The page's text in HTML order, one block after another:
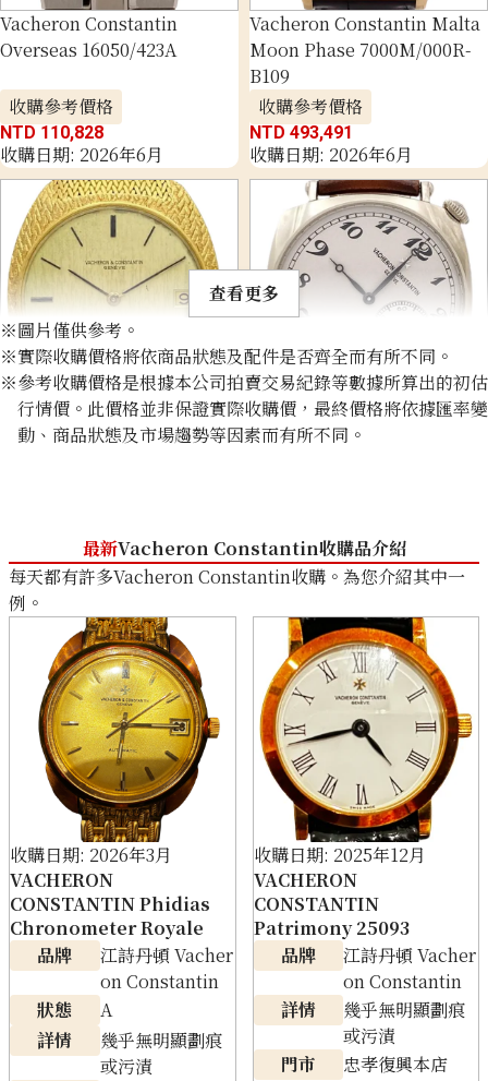
優惠活動實施中！
Vacheron Constantin
Overseas 16050/423A
收購參考價格
NTD 110,828
收購日期: 2026年6月
Vacheron Constantin Malta
Moon Phase 7000M/000R-
B109
收購參考價格
NTD 493,491
收購日期: 2026年6月
Vacheron Constantin gold
NTD 298,260
收購日期: 2026年5月
Vacheron Constantin
NTD 812,649
收購日期: 2026年5月
Vacheron Constantin
Overseas 42052/423A White
收購參考價格
NTD 344,041
收購日期: 2026年4月
Vacheron Constant
Patrimony 25556/Q01R-9281
收購參考價格
NTD 479,795
收購日期: 2026年1月
查看更多
※圖片僅供參考。
※實際收購價格將依商品狀態及配件是否齊全而有所不同。
※參考收購價格是根據本公司拍賣交易紀錄等數據所算出的初估
行情價。此價格並非保證實際收購價，最終價格將依據匯率變
動、商品狀態及市場趨勢等因素而有所不同。
最新Vacheron Constantin收購品介紹
每天都有許多Vacheron Constantin收購。為您介紹其中一
例。
收購日期: 2026年3月
VACHERON
CONSTANTIN Phidias
Chronometer Royale
品牌
江詩丹頓 Vacher
on Constantin
狀態
A
詳情
幾乎無明顯劃痕
或污漬
收購日期: 2025年12月
VACHERON
CONSTANTIN
Patrimony 25093
品牌
江詩丹頓 Vacher
on Constantin
詳情
幾乎無明顯劃痕
或污漬
門市
忠孝復興本店